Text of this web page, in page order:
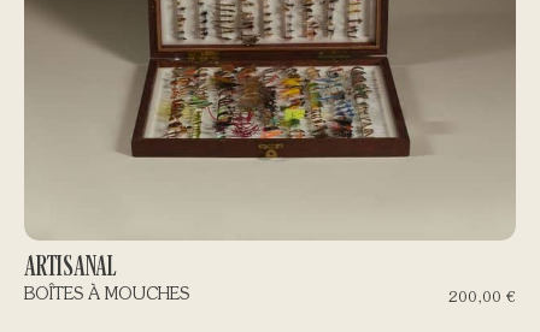
ARTISANAL
200,00 €
BOÎTES À MOUCHES